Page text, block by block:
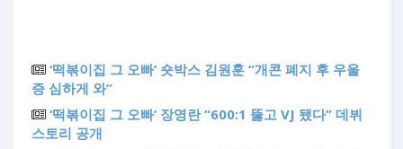
‘떡볶이집 그 오빠’ 숏박스 김원훈 “개콘 폐지 후 우울
증 심하게 와”
‘떡볶이집 그 오빠’ 장영란 “600:1 뚫고 VJ 됐다” 데뷔
스토리 공개